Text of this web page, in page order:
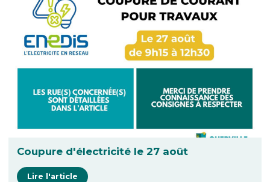
Coupure d'électricité le 27 août
Lire l'article